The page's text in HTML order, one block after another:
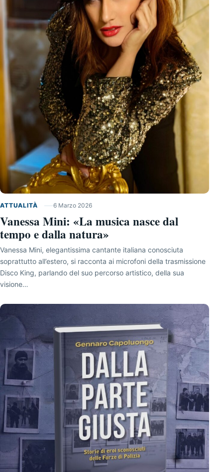
ATTUALITÀ 6 Marzo 2026
Vanessa Mini: «La musica nasce dal
tempo e dalla natura»
Vanessa Mini, elegantissima cantante italiana conosciuta
soprattutto all’estero, si racconta ai microfoni della trasmissione
Disco King, parlando del suo percorso artistico, della sua
visione…